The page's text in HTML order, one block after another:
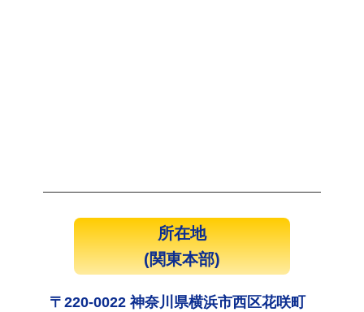
所在地
(関東本部)
〒220-0022 神奈川県横浜市西区花咲町